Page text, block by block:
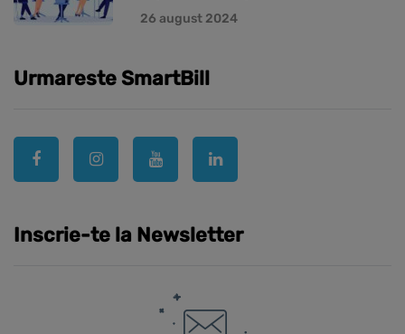
26 august 2024
Urmareste SmartBill
Inscrie-te la Newsletter